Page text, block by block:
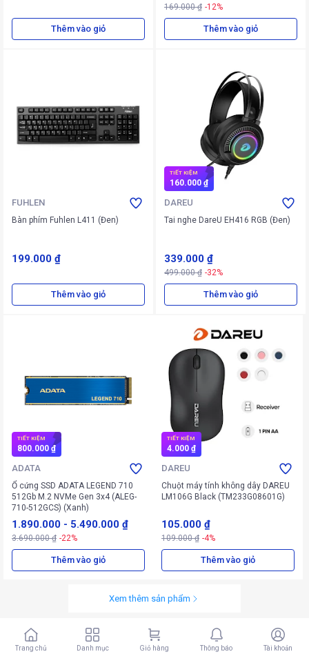
Thêm vào giỏ
169.000 ₫ -12%
Thêm vào giỏ
FUHLEN
Bàn phím Fuhlen L411 (Đen)
199.000 ₫
Thêm vào giỏ
TIẾT KIỆM
160.000 ₫
DAREU
Tai nghe DareU EH416 RGB (Đen)
339.000 ₫
499.000 ₫ -32%
Thêm vào giỏ
TIẾT KIỆM
800.000 ₫
ADATA
Ổ cứng SSD ADATA LEGEND 710
512Gb M.2 NVMe Gen 3x4 (ALEG-
710-512GCS) (Xanh)
1.890.000 - 5.490.000 ₫
3.690.000 ₫ -22%
Thêm vào giỏ
TIẾT KIỆM
4.000 ₫
DAREU
Chuột máy tính không dây DAREU
LM106G Black (TM233G08601G)
105.000 ₫
109.000 ₫ -4%
Thêm vào giỏ
Xem thêm sản phẩm
Trang chủ Danh mục Giỏ hàng Thông báo Tài khoản